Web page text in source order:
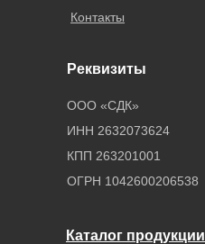
Контакты
Каталог продукции
ООО «СДК»
ИНН 2632073624
КПП 263201001
ОГРН 1042600206538
Реквизиты